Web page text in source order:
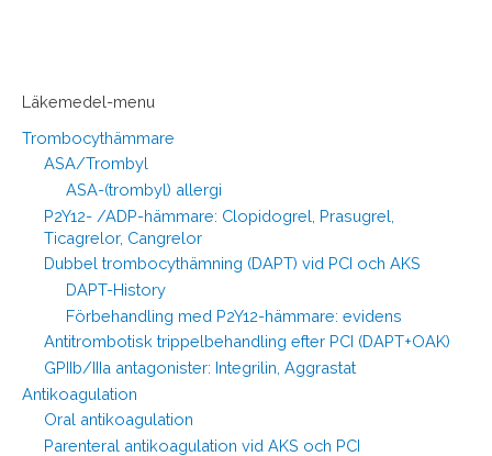
Läkemedel-menu
Trombocythämmare
ASA/Trombyl
ASA-(trombyl) allergi
P2Y12- /ADP-hämmare: Clopidogrel, Prasugrel,
Ticagrelor, Cangrelor
Dubbel trombocythämning (DAPT) vid PCI och AKS
DAPT-History
Förbehandling med P2Y12-hämmare: evidens
Antitrombotisk trippelbehandling efter PCI (DAPT+OAK)
GPIIb/IIIa antagonister: Integrilin, Aggrastat
Antikoagulation
Oral antikoagulation
Parenteral antikoagulation vid AKS och PCI